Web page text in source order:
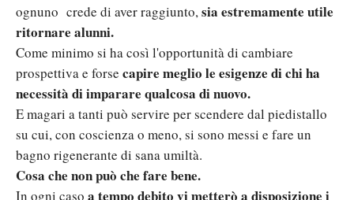
ognuno crede di aver raggiunto,sia estremamente utile
ritornare alunni.
Come minimo si ha così l'opportunità di cambiare
prospettiva e forse capire meglio le esigenze di chi ha
necessità di imparare qualcosa di nuovo.
E magari a tanti può servire per scendere dal piedistallo
su cui, con coscienza o meno, si sono messi e fare un
bagno rigenerante di sana umiltà.
Cosa che non può che fare bene.
In ogni caso a tempo debito vi metterò a disposizione i